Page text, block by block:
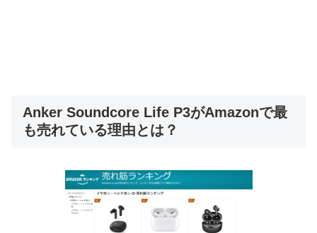
Anker Soundcore Life P3がAmazonで最
も売れている理由とは？